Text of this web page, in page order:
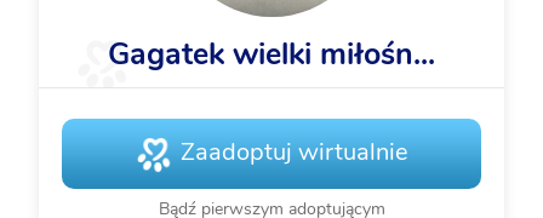
Gagatek wielki miłośn...
Zaadoptuj wirtualnie
Bądź pierwszym adoptującym